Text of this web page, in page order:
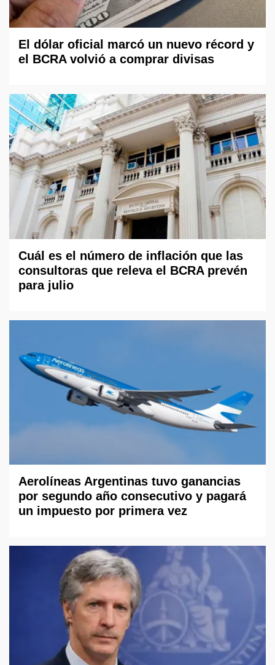
El dólar oficial marcó un nuevo récord y
el BCRA volvió a comprar divisas
Cuál es el número de inflación que las
consultoras que releva el BCRA prevén
para julio
Aerolíneas Argentinas tuvo ganancias
por segundo año consecutivo y pagará
un impuesto por primera vez